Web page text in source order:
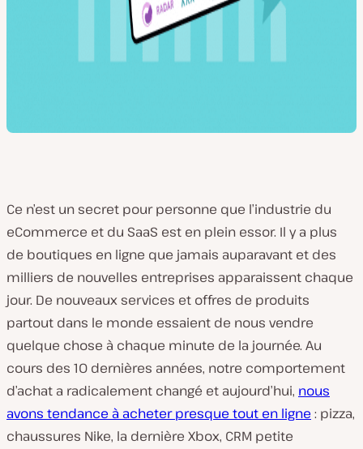
Ce n’est un secret pour personne que l’industrie du
eCommerce et du SaaS est en plein essor. Il y a plus
de boutiques en ligne que jamais auparavant et des
milliers de nouvelles entreprises apparaissent chaque
jour. De nouveaux services et offres de produits
partout dans le monde essaient de nous vendre
quelque chose à chaque minute de la journée. Au
cours des 10 dernières années, notre comportement
d’achat a radicalement changé et aujourd’hui, nous
avons tendance à acheter presque tout en ligne : pizza,
chaussures Nike, la dernière Xbox, CRM petite